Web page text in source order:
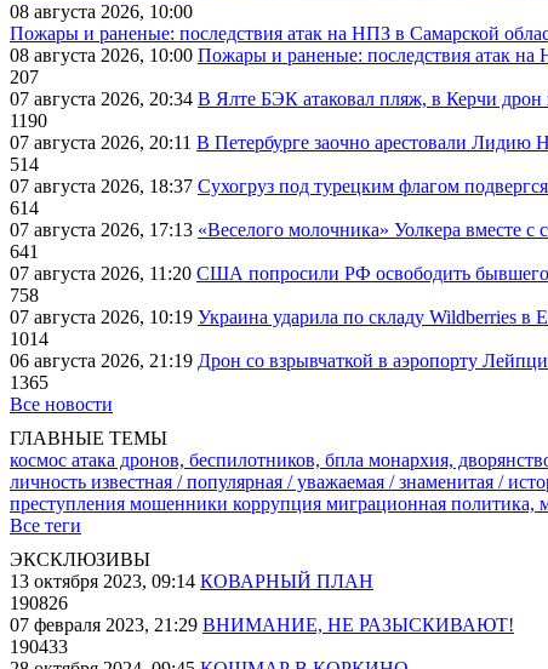
08 августа 2026, 10:00
Пожары и раненые: последствия атак на НПЗ в Самарской
08 августа 2026, 10:00 Пожары и раненые: последствия атак
207
07 августа 2026, 20:34 В Ялте БЭК атаковал пляж, в Керчи
1190
07 августа 2026, 20:11 В Петербурге заочно арестовали Лидию
514
07 августа 2026, 18:37 Сухогруз под турецким флагом
614
07 августа 2026, 17:13 «Веселого молочника» Уолкера вместе с
641
07 августа 2026, 11:20 США попросили РФ освободить бывшего
758
07 августа 2026, 10:19 Украина ударила по складу Wildberries в
1014
06 августа 2026, 21:19 Дрон со взрывчаткой в аэропорту
1365
Все новости
ГЛАВНЫЕ ТЕМЫ
космос атака дронов, беспилотников, бпла монархия,
личность известная / популярная / уважаемая / знаменитая /
преступления мошенники коррупция миграционная политика,
Все теги
ЭКСКЛЮЗИВЫ
13 октября 2023, 09:14 КОВАРНЫЙ ПЛАН
190826
07 февраля 2023, 21:29 ВНИМАНИЕ, НЕ РАЗЫСКИВАЮТ!
190433